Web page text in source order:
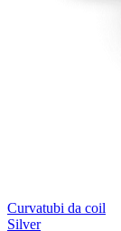
Curvatubi da coil
Silver